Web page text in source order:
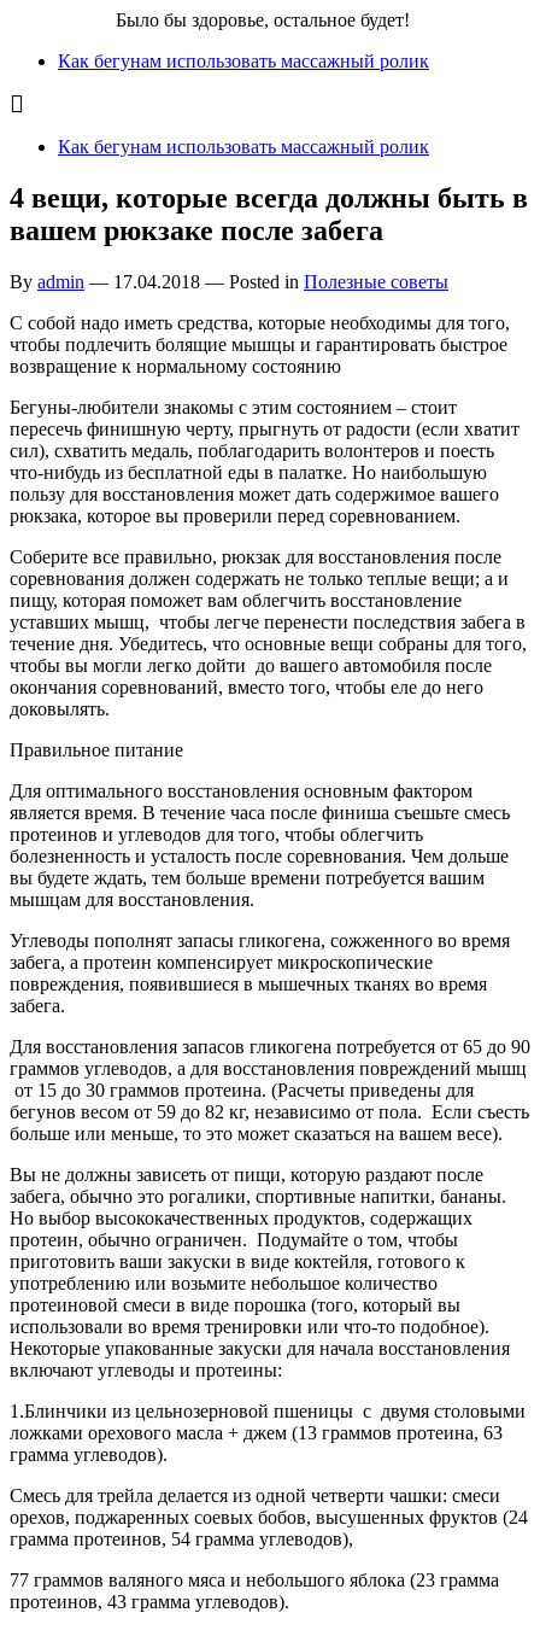
Было бы здоровье, остальное будет!
Как бегунам использовать массажный ролик
Как бегунам использовать массажный ролик
4 вещи, которые всегда должны быть в
вашем рюкзаке после забега
By admin — 17.04.2018 — Posted in Полезные советы
С собой надо иметь средства, которые необходимы для того,
чтобы подлечить болящие мышцы и гарантировать быстрое
возвращение к нормальному состоянию
Бегуны-любители знакомы с этим состоянием – стоит
пересечь финишную черту, прыгнуть от радости (если хватит
сил), схватить медаль, поблагодарить волонтеров и поесть
что-нибудь из бесплатной еды в палатке. Но наибольшую
пользу для восстановления может дать содержимое вашего
рюкзака, которое вы проверили перед соревнованием.
Соберите все правильно, рюкзак для восстановления после
соревнования должен содержать не только теплые вещи; а и
пищу, которая поможет вам облегчить восстановление
уставших мышц, чтобы легче перенести последствия забега в
течение дня. Убедитесь, что основные вещи собраны для того,
чтобы вы могли легко дойти до вашего автомобиля после
окончания соревнований, вместо того, чтобы еле до него
доковылять.
Правильное питание
Для оптимального восстановления основным фактором
является время. В течение часа после финиша съешьте смесь
протеинов и углеводов для того, чтобы облегчить
болезненность и усталость после соревнования. Чем дольше
вы будете ждать, тем больше времени потребуется вашим
мышцам для восстановления.
Углеводы пополнят запасы гликогена, сожженного во время
забега, а протеин компенсирует микроскопические
повреждения, появившиеся в мышечных тканях во время
забега.
Для восстановления запасов гликогена потребуется от 65 до 90
граммов углеводов, а для восстановления повреждений мышц
от 15 до 30 граммов протеина. (Расчеты приведены для
бегунов весом от 59 до 82 кг, независимо от пола. Если съесть
больше или меньше, то это может сказаться на вашем весе).
Вы не должны зависеть от пищи, которую раздают после
забега, обычно это рогалики, спортивные напитки, бананы.
Но выбор высококачественных продуктов, содержащих
протеин, обычно ограничен. Подумайте о том, чтобы
приготовить ваши закуски в виде коктейля, готового к
употреблению или возьмите небольшое количество
протеиновой смеси в виде порошка (того, который вы
использовали во время тренировки или что-то подобное).
Некоторые упакованные закуски для начала восстановления
включают углеводы и протеины:
1.Блинчики из цельнозерновой пшеницы с двумя столовыми
ложками орехового масла + джем (13 граммов протеина, 63
грамма углеводов).
Смесь для трейла делается из одной четверти чашки: смеси
орехов, поджаренных соевых бобов, высушенных фруктов (24
грамма протеинов, 54 грамма углеводов),
77 граммов валяного мяса и небольшого яблока (23 грамма
протеинов, 43 грамма углеводов).